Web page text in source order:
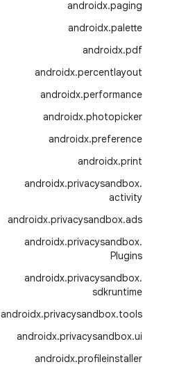
androidx.paging
androidx.palette
androidx.pdf
androidx.percentlayout
androidx.performance
androidx.photopicker
androidx.preference
androidx.print
androidx.privacysandbox.
activity
androidx.privacysandbox.ads
androidx.privacysandbox.
Plugins
androidx.privacysandbox.
sdkruntime
androidx.privacysandbox.tools
androidx.privacysandbox.ui
androidx.profileinstaller